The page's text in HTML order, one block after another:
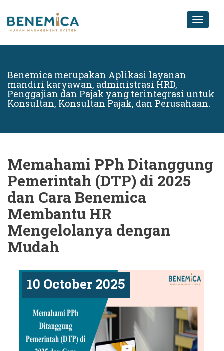
Toggle
Benemica merupakan Aplikasi layanan
mandiri karyawan, administrasi HRD,
Penggajian dan Pajak yang terintegrasi untuk
Konsultan, Konsultan Pajak, dan Perusahaan.
Memahami PPh Ditanggung
Pemerintah (DTP) di 2025
dan Cara Benemica
Membantu HR
Mengelolanya dengan
Mudah
10 October 2025